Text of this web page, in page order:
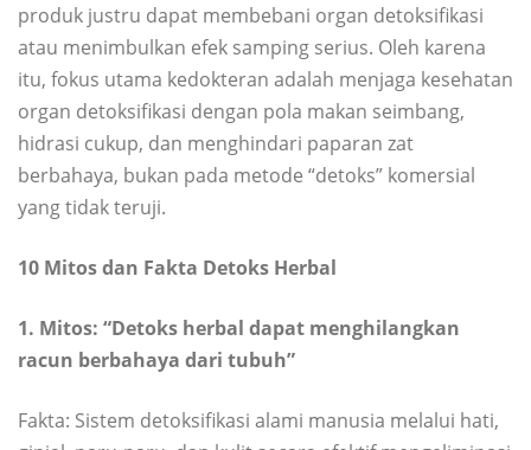
produk justru dapat membebani organ detoksifikasi
atau menimbulkan efek samping serius. Oleh karena
itu, fokus utama kedokteran adalah menjaga kesehatan
organ detoksifikasi dengan pola makan seimbang,
hidrasi cukup, dan menghindari paparan zat
berbahaya, bukan pada metode “detoks” komersial
yang tidak teruji.
10 Mitos dan Fakta Detoks Herbal
1. Mitos: “Detoks herbal dapat menghilangkan
racun berbahaya dari tubuh”
Fakta: Sistem detoksifikasi alami manusia melalui hati,